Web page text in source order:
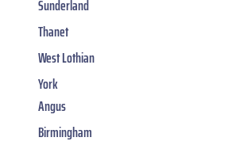
Sunderland
Thanet
West Lothian
York
Angus
Birmingham